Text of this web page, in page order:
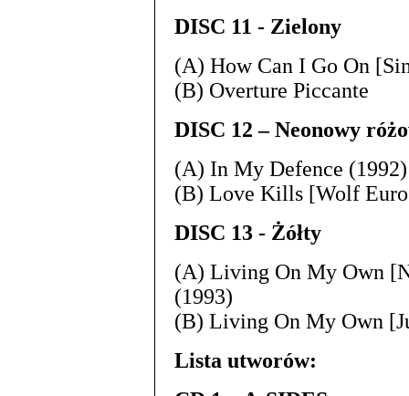
DISC 11 - Zielony
(A) How Can I Go On
(B) Overture Piccante
DISC 12 – Neonowy
(A) In My Defence (1992)
(B) Love Kills [Wolf
DISC 13 - Żółty
(A) Living On My Own
(1993)
(B) Living On My Own
Lista utworów: